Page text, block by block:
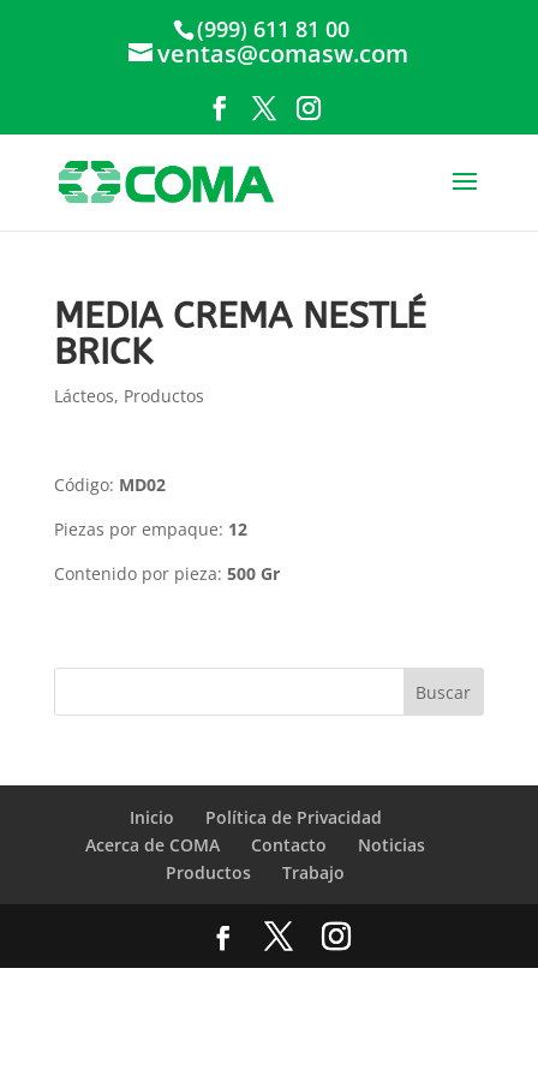
(999) 611 81 00
ventas@comasw.com
MEDIA CREMA NESTLÉ
BRICK
Lácteos, Productos
Código: MD02
Piezas por empaque: 12
Contenido por pieza: 500 Gr
Inicio
Política de Privacidad
Acerca de COMA
Contacto
Noticias
Productos
Trabajo